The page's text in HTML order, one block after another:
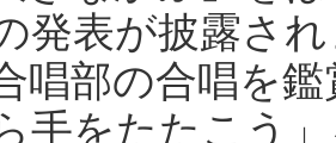
発表が披露さ
唱部の合唱を
手をたたこう